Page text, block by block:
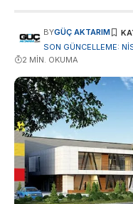
SON GÜNCELLEME:
BYGÜÇ AKTARIM
2 MIN. OKUMA